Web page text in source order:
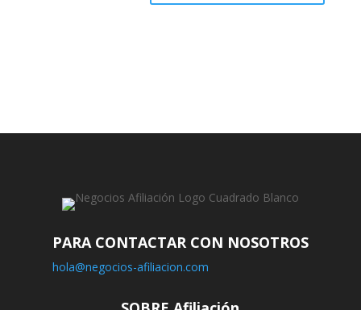
PARA CONTACTAR CON NOSOTROS
hola@negocios-afiliacion.com